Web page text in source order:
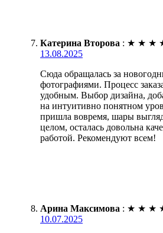
Катерина Второва : ★ ★ ★
13.08.2025
Сюда обращалась за
фотографиями. Процесс
удобным. Выбор дизайна,
на интуитивно понятном
пришла вовремя, шары
целом, осталась довольна
работой. Рекомендуют всем!
Арина Максимова : ★ ★ ★
10.07.2025